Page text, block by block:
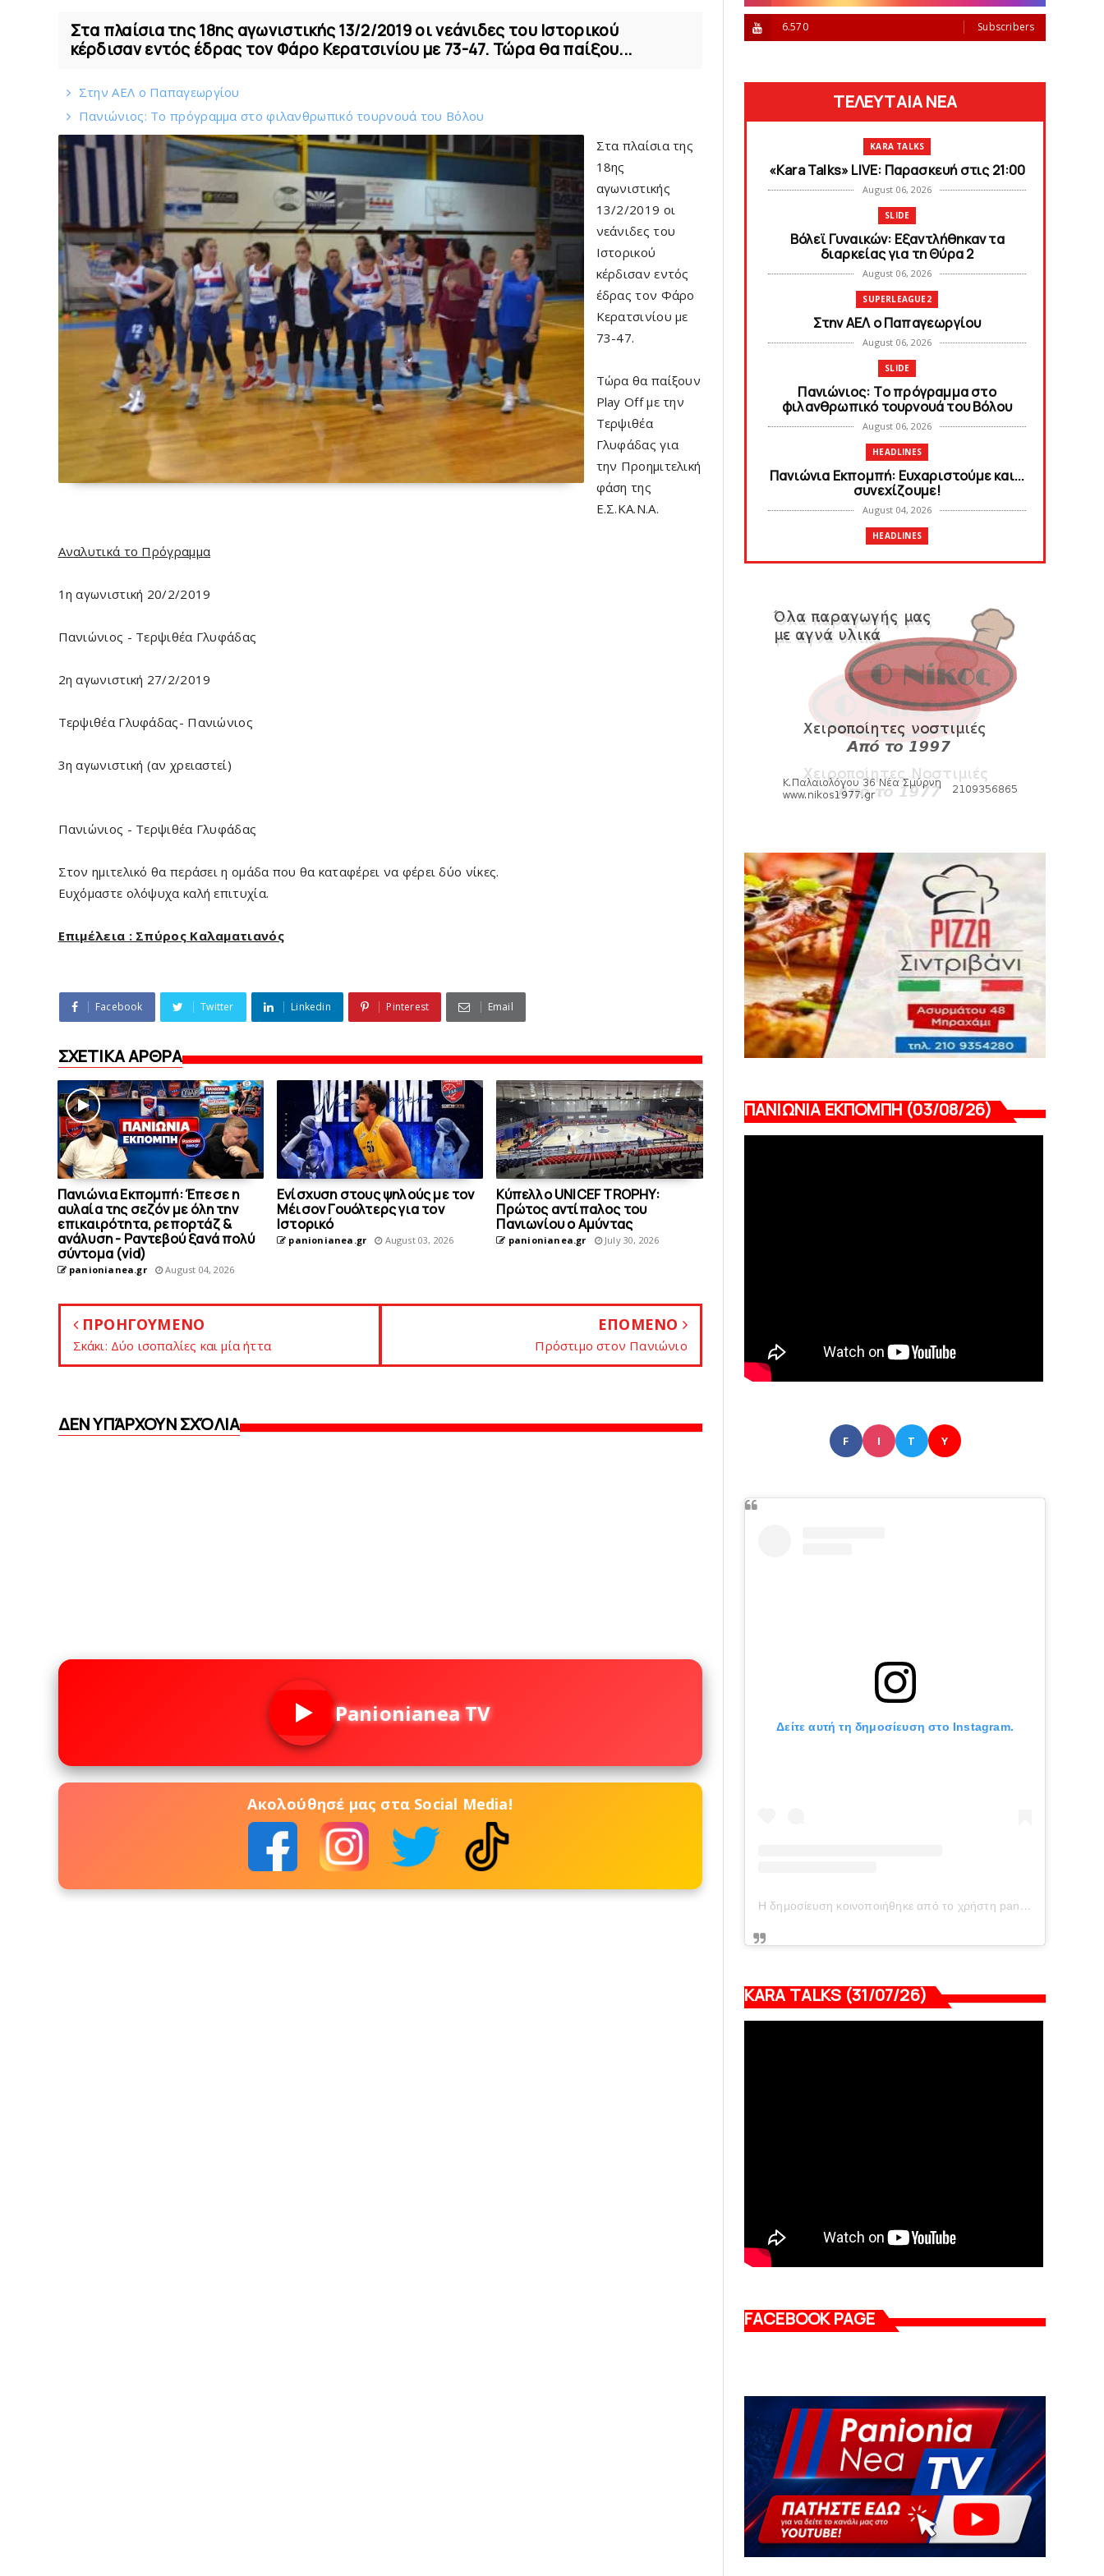
Στα πλαίσια της 18ης αγωνιστικής 13/2/2019 οι νεάνιδες του Ιστορικού
κέρδισαν εντός έδρας τον Φάρο Κερατσινίου με 73-47. Τώρα θα παίξου...
Στην AEΛ ο Παπαγεωργίου
Πανιώνιoς: Tο πρόγραμμα στο φιλανθρωπικό τουρνουά του Bόλου
Στα πλαίσια της
18ης
αγωνιστικής
13/2/2019 οι
νεάνιδες του
Ιστορικού
κέρδισαν εντός
έδρας τον Φάρο
Κερατσινίου με
73-47.
Τώρα θα παίξουν
Play Off με την
Τερψιθέα
Γλυφάδας για
την Προημιτελική
φάση της
Ε.Σ.ΚΑ.Ν.Α.
Αναλυτικά το Πρόγραμμα
1η αγωνιστική 20/2/2019
Πανιώνιος - Τερψιθέα Γλυφάδας
2η αγωνιστική 27/2/2019
Τερψιθέα Γλυφάδας- Πανιώνιος
3η αγωνιστική (αν χρειαστεί)
Πανιώνιος - Τερψιθέα Γλυφάδας
Στον ημιτελικό θα περάσει η ομάδα που θα καταφέρει να φέρει δύο νίκες.
Ευχόμαστε ολόψυχα καλή επιτυχία.
Επιμέλεια : Σπύρος Καλαματιανός
Facebook Twitter Linkedin Pinterest Email
ΣΧΕΤΙΚΑ ΑΡΘΡΑ
Πανιώνια Εκπομπή: Έπεσε η
αυλαία της σεζόν με όλη την
επικαιρότητα, ρεπορτάζ &
ανάλυση - Ραντεβού ξανά πολύ
σύντομα (vid)
panionianea.gr August 04, 2026
Eνίσχυση στους ψηλούς με τον
Μέισον Γουόλτερς για τον
Ιστορικό
panionianea.gr August 03, 2026
Κύπελλο UNICEF TROPHY:
Πρώτος αντίπαλος του
Πανιωνίου o Aμύντας
panionianea.gr July 30, 2026
ΠΡΟΗΓΟΥΜΕΝΟ
Σκάκι: Δύο ισοπαλίες και μία ήττα
ΕΠΟΜΕΝΟ
Πρόστιμο στον Πανιώνιο
ΔΕΝ ΥΠΆΡΧΟΥΝ ΣΧΌΛΙΑ
Panionianea TV
Ακολούθησέ μας στα Social Media!
6.570 Subscribers
ΤΕΛΕΥΤΑΙΑ ΝΕΑ
KARA TALKS
«Kara Talks» LIVE: Παρασκευή στις 21:00
August 06, 2026
SLIDE
Bόλεϊ Γυναικών: Εξαντλήθηκαν τα
διαρκείας για τη Θύρα 2
August 06, 2026
SUPERLEAGUE2
Στην AEΛ ο Παπαγεωργίου
August 06, 2026
SLIDE
Πανιώνιoς: Tο πρόγραμμα στο
φιλανθρωπικό τουρνουά του Bόλου
August 06, 2026
HEADLINES
Πανιώνια Εκπομπή: Eυχαριστούμε και...
συνεχίζουμε!
August 04, 2026
HEADLINES
Θλίψη για τον χαμό του Γιώργου
SLIDE
Ξεκινά η ελεύθερη διάθεση των
εισιτηρίων διαρκείας του βόλεϊ...
August 04, 2026
HEADLINES
Kυανέρυθρη και επίσημα η Πάτερου
August 04, 2026
SLIDE
Πανιώνια Εκπομπή: Έπεσε η αυλαία της
ΕΠΙΚΑΙΡΟΤΗΤΑ
LIVE η Πανιώνια Εκπομπή!
August 03, 2026
ΠΑΝΙΩΝΙΑ ΕΚΠΟΜΠΗ (03/08/26)
F I T Y
Δείτε αυτή τη δημοσίευση στο Instagram.
Η δημοσίευση κοινοποιήθηκε από το χρήστη panionianea.gr (@panionianea.gr)
KARA TALKS (31/07/26)
FACEBOOK PAGE